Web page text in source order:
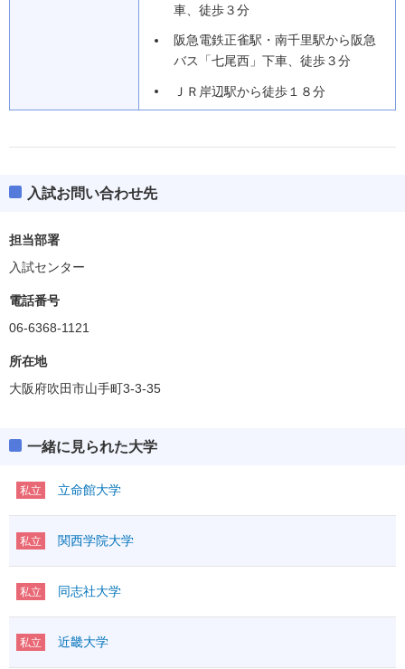
車、徒歩３分
阪急電鉄正雀駅・南千里駅から阪急
バス「七尾西」下車、徒歩３分
ＪＲ岸辺駅から徒歩１８分
入試お問い合わせ先
担当部署
入試センター
電話番号
06-6368-1121
所在地
大阪府吹田市山手町3-3-35
一緒に見られた大学
私立 立命館大学
私立 関西学院大学
私立 同志社大学
私立 近畿大学